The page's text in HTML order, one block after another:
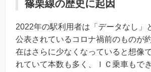
篠栗線の歴史に起因
2022年の駅利用者は「データなし」
公表されているコロナ禍前のものが
在はさらに少なくなっていると想像
れていて本数も多く、ＩＣ乗車もで